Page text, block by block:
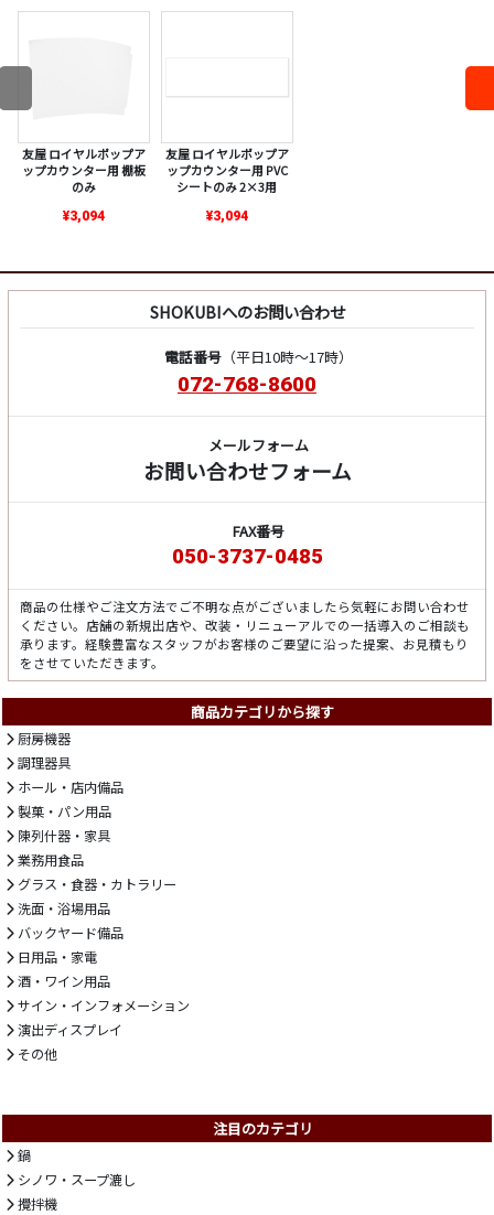
友屋 ロイヤルポップア
ップカウンター用 棚板
のみ
¥3,094
友屋 ロイヤルポップア
ップカウンター用 PVC
シートのみ 2×3用
¥3,094
SHOKUBIへのお問い合わせ
電話番号（平日10時～17時）
072-768-8600
メールフォーム
お問い合わせフォーム
FAX番号
050-3737-0485
商品の仕様やご注文方法でご不明な点がございましたら気軽にお問い合わせ
ください。店舗の新規出店や、改装・リニューアルでの一括導入のご相談も
承ります。経験豊富なスタッフがお客様のご要望に沿った提案、お見積もり
をさせていただきます。
商品カテゴリから探す
厨房機器
調理器具
ホール・店内備品
製菓・パン用品
陳列什器・家具
業務用食品
グラス・食器・カトラリー
洗面・浴場用品
バックヤード備品
日用品・家電
酒・ワイン用品
サイン・インフォメーション
演出ディスプレイ
その他
注目のカテゴリ
鍋
シノワ・スープ漉し
攪拌機